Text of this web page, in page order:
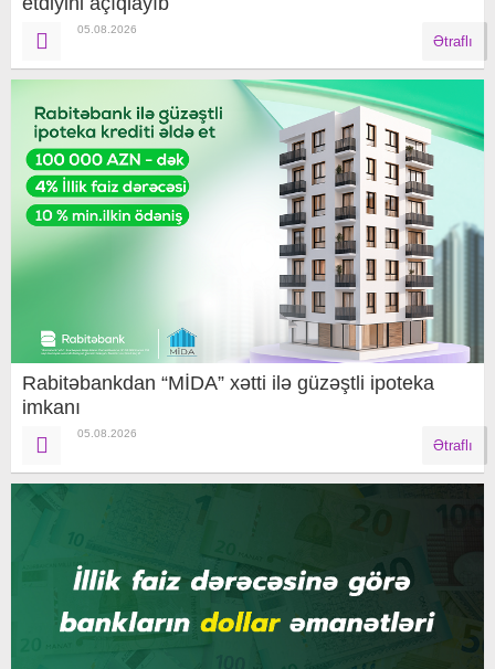
05.08.2026
Ətraflı
Rabitəbankdan “MİDA” xətti ilə güzəştli ipoteka
imkanı
05.08.2026
Ətraflı